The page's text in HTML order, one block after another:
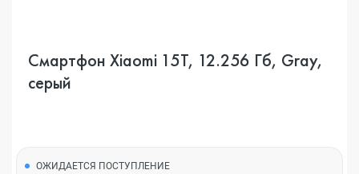
Смартфон Xiaomi 15T, 12.256 Гб, Gray,
серый
ОЖИДАЕТСЯ ПОСТУПЛЕНИЕ